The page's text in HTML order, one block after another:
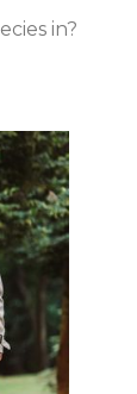
in?